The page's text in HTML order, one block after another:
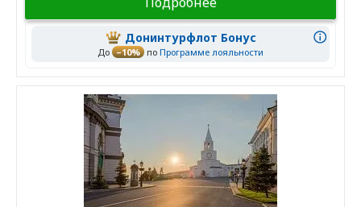
Донинтурфлот Бонус
До –10% по Программе лояльности